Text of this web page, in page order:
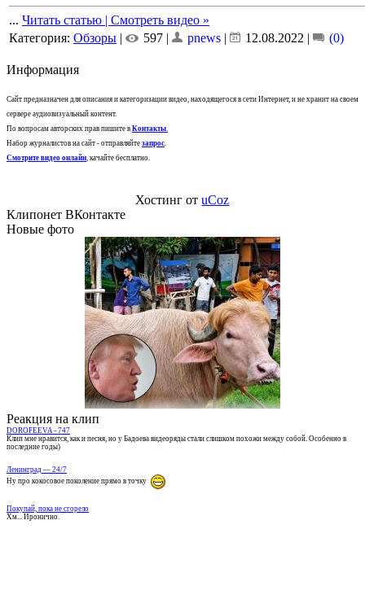
... Читать статью | Смотреть видео »
Категория: Обзоры | 597 | pnews | 12.08.2022 | (0)
Информация
Сайт предназначен для описания и категоризации видео, находящегося в сети Интернет, и не хранит на своем
сервере аудиовизуальный контент.
По вопросам авторских прав пишите в Контакты.
Набор журналистов на сайт - отправляйте запрос.
Смотрите видео онлайн, качайте бесплатно.
Хостинг отuCoz
Клипонет ВКонтакте
Новые фото
Реакция на клип
DOROFEEVA - 747
Клип мне нравится, как и песня, но у Бадоева видеоряды стали слишком похожи между собой. Особенно в
последние годы)
Ленинград — 24/7
Ну про кокосовое поколение прямо в точку
Покупай, пока не сгорело
Хм... Иронично.